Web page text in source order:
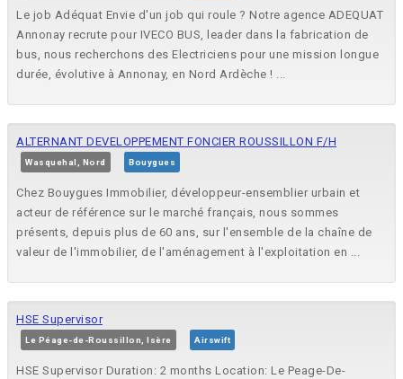
Le job Adéquat Envie d'un job qui roule ? Notre agence ADEQUAT
Annonay recrute pour IVECO BUS, leader dans la fabrication de
bus, nous recherchons des Electriciens pour une mission longue
durée, évolutive à Annonay, en Nord Ardèche ! ...
ALTERNANT DEVELOPPEMENT FONCIER ROUSSILLON F/H
Wasquehal, Nord Bouygues
Chez Bouygues Immobilier, développeur-ensemblier urbain et
acteur de référence sur le marché français, nous sommes
présents, depuis plus de 60 ans, sur l'ensemble de la chaîne de
valeur de l'immobilier, de l'aménagement à l'exploitation en ...
HSE Supervisor
Le Péage-de-Roussillon, Isère Airswift
HSE Supervisor Duration: 2 months Location: Le Peage-De-